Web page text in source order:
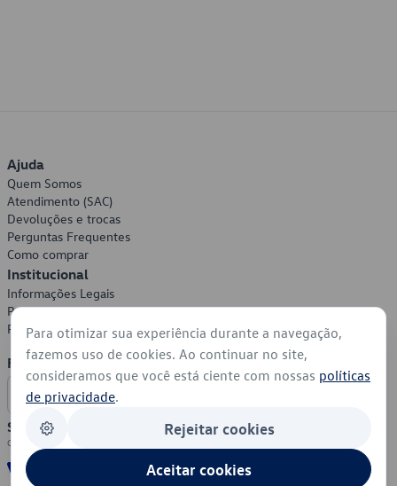
Ajuda
Quem Somos
Atendimento (SAC)
Devoluções e trocas
Perguntas Frequentes
Como comprar
Institucional
Informações Legais
Política de Privacidade
Política de Cookies
Formas de Pagamento
Segurança
Para otimizar sua experiência durante a navegação,
fazemos uso de cookies. Ao continuar no site,
consideramos que você está ciente com nossas políticas
de privacidade.
Rejeitar cookies
Aceitar cookies